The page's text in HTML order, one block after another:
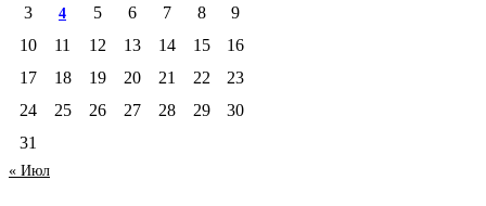
3
4 5 6 7 8
9
10
11 12 13 14 15
16
17
18 19 20 21 22
23
24
25 26 27 28 29
30
31
« Июл